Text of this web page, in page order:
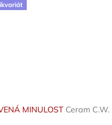
MINULOST Ceram C.W.